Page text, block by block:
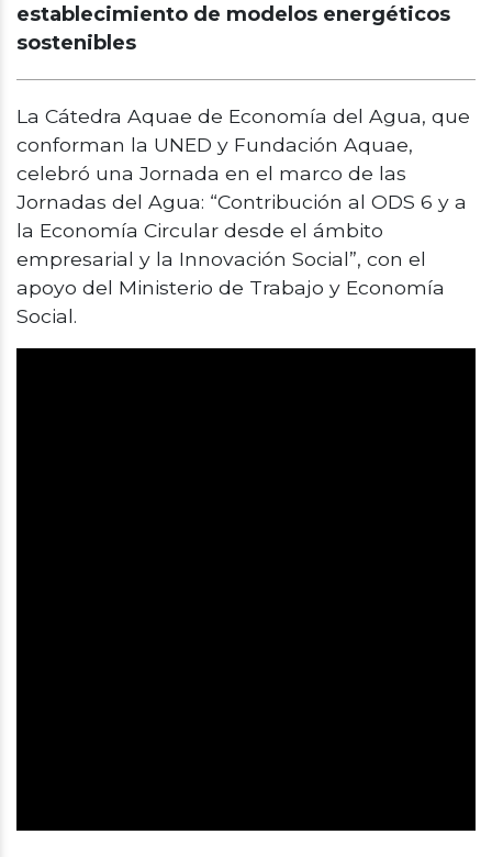
establecimiento de modelos energéticos
sostenibles
La Cátedra Aquae de Economía del Agua, que
conforman la UNED y Fundación Aquae,
celebró una Jornada en el marco de las
Jornadas del Agua: “Contribución al ODS 6 y a
la Economía Circular desde el ámbito
empresarial y la Innovación Social”, con el
apoyo del Ministerio de Trabajo y Economía
Social.